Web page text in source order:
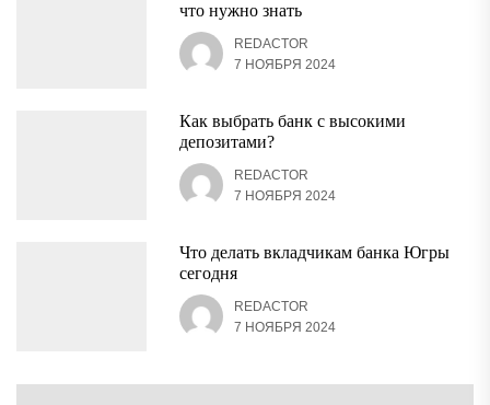
что нужно знать
REDACTOR
7 НОЯБРЯ 2024
Как выбрать банк с высокими
депозитами?
REDACTOR
7 НОЯБРЯ 2024
Что делать вкладчикам банка Югры
сегодня
REDACTOR
7 НОЯБРЯ 2024